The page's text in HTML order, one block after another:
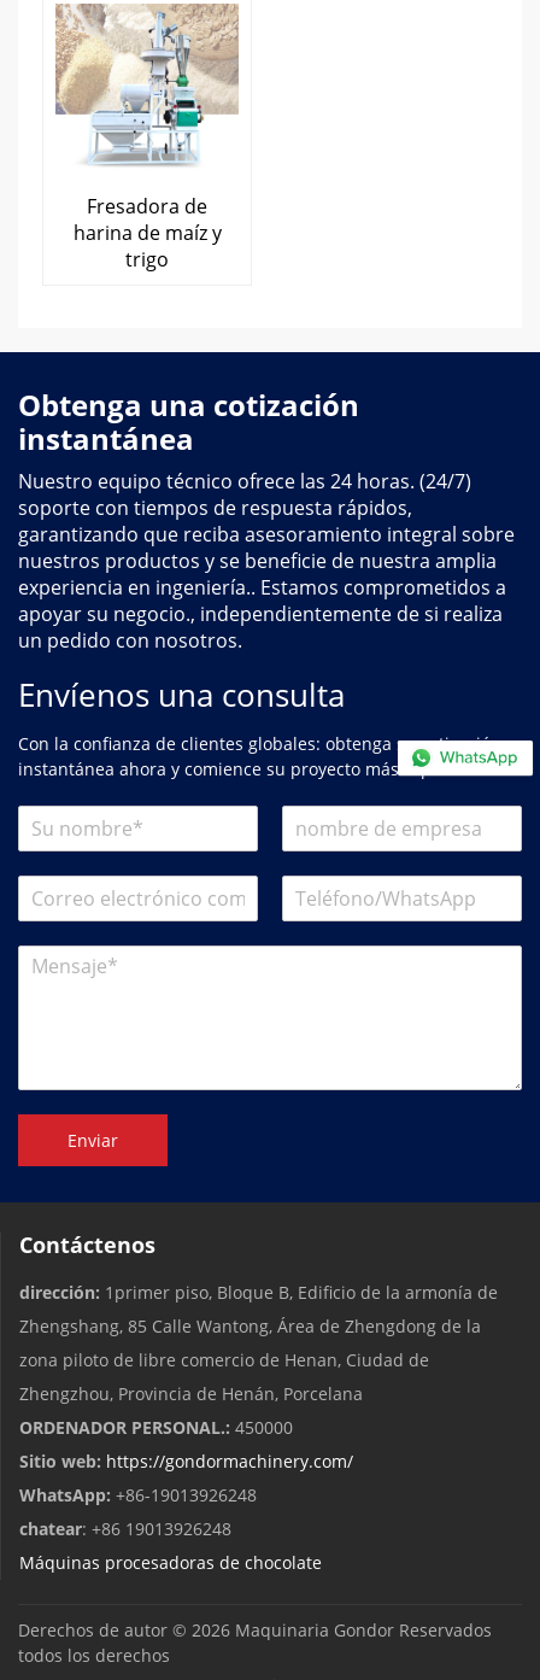
Fresadora de
harina de maíz y
trigo
Obtenga una cotización
instantánea
Nuestro equipo técnico ofrece las 24 horas. (24/7)
soporte con tiempos de respuesta rápidos,
garantizando que reciba asesoramiento integral sobre
nuestros productos y se beneficie de nuestra amplia
experiencia en ingeniería.. Estamos comprometidos a
apoyar su negocio., independientemente de si realiza
un pedido con nosotros.
Envíenos una consulta
Con la confianza de clientes globales: obtenga su cotización
instantánea ahora y comience su proyecto más rápido.
Enviar
Contáctenos
dirección: 1primer piso, Bloque B, Edificio de la armonía de
Zhengshang, 85 Calle Wantong, Área de Zhengdong de la
zona piloto de libre comercio de Henan, Ciudad de
Zhengzhou, Provincia de Henán, Porcelana
ORDENADOR PERSONAL.: 450000
Sitio web: https://gondormachinery.com/
WhatsApp: +86-19013926248
chatear: +86 19013926248
Máquinas procesadoras de chocolate
Derechos de autor © 2026 Maquinaria Gondor Reservados
todos los derechos